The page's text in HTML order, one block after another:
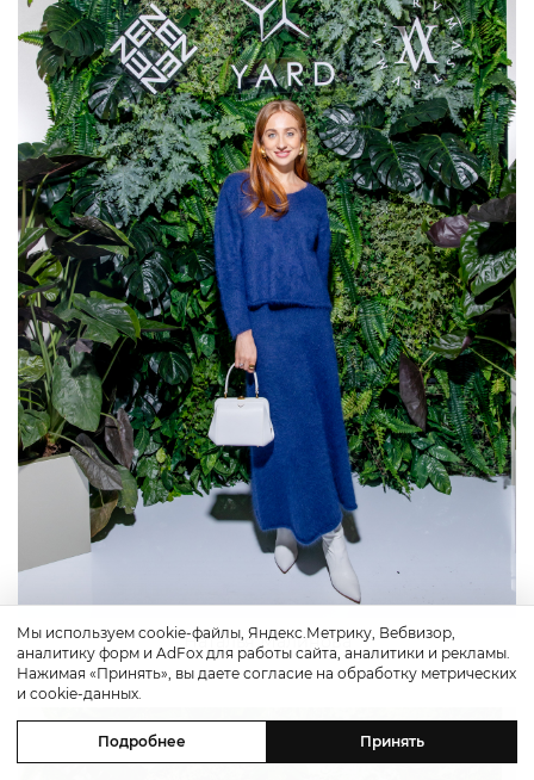
Наталья Малинова
Мы используем cookie-файлы, Яндекс.Метрику, Вебвизор,
аналитику форм и AdFox для работы сайта, аналитики и рекламы.
Нажимая «Принять», вы даете согласие на обработку метрических
и cookie-данных.
Подробнее Принять